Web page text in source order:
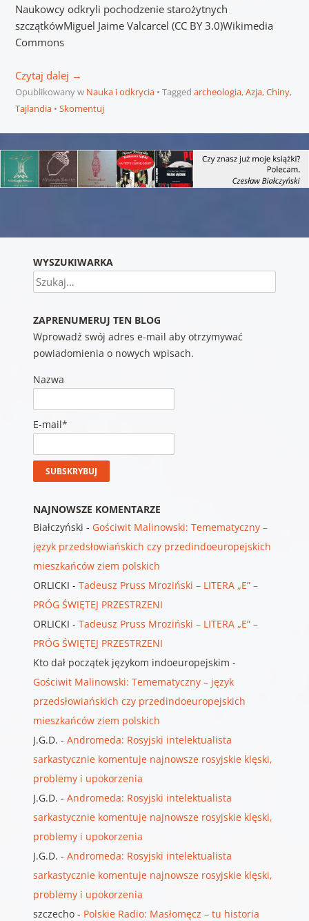
Naukowcy odkryli pochodzenie starożytnych
szczątkówMiguel Jaime Valcarcel (CC BY 3.0)Wikimedia
Commons
Czytaj dalej →
Opublikowany w Nauka i odkrycia Tagged archeologia,Azja,Chiny,
Tajlandia
Skomentuj
WYSZUKIWARKA
Szukaj
ZAPRENUMERUJ TEN BLOG
Wprowadź swój adres e-mail aby otrzymywać
powiadomienia o nowych wpisach.
Nazwa
E-mail*
NAJNOWSZE KOMENTARZE
Białczyński - Gościwit Malinowski: Temematyczny –
język przedsłowiańskich czy przedindoeuropejskich
mieszkańców ziem polskich
ORLICKI - Tadeusz Pruss Mroziński – LITERA „E” –
PRÓG ŚWIĘTEJ PRZESTRZENI
ORLICKI - Tadeusz Pruss Mroziński – LITERA „E” –
PRÓG ŚWIĘTEJ PRZESTRZENI
Kto dał początek językom indoeuropejskim -
Gościwit Malinowski: Temematyczny – język
przedsłowiańskich czy przedindoeuropejskich
mieszkańców ziem polskich
J.G.D. - Andromeda: Rosyjski intelektualista
sarkastycznie komentuje najnowsze rosyjskie klęski,
problemy i upokorzenia
J.G.D. - Andromeda: Rosyjski intelektualista
sarkastycznie komentuje najnowsze rosyjskie klęski,
problemy i upokorzenia
J.G.D. - Andromeda: Rosyjski intelektualista
sarkastycznie komentuje najnowsze rosyjskie klęski,
problemy i upokorzenia
szczecho- Polskie Radio: Masłomęcz – tu historia